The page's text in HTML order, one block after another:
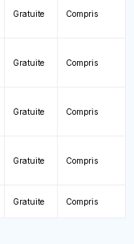
Gratuite Compris
Gratuite Compris
Gratuite Compris
Gratuite Compris
Gratuite Compris